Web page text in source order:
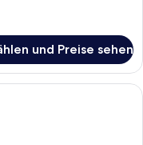
und Preise sehen
Hotelzimmer mit